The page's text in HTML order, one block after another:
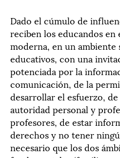
Dado el cúmulo de
reciben los educandos en
moderna, en un
educativos, con una
potenciada por la
comunicación, de la
desarrollar el esfuerzo,
autoridad personal y
profesores, de estar
derechos y no tener
necesario que los dos